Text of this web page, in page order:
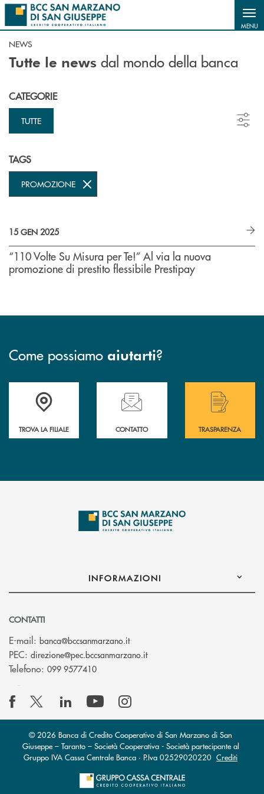
Salta al contenuto principale
MENU
NEWS
Tutte le news dal mondo della banca
CATEGORIE
TUTTE
TAGS
PROMOZIONE
15 GEN 2025
“110 Volte Su Misura per Te!” Al via la nuova
promozione di prestito flessibile Prestipay
Come possiamo aiutarti?
Accedi all' elenco completo delle filiali di Bcc San Marzano.
TROVA LA FILIALE
Hai bisogno di assistenza immediata?
CONTATTO
Hai bisogno di
TRASPARENZA
INFORMAZIONI
CONTATTI
E-mail: banca@bccsanmarzano.it(si apre l’app di posta
PEC: direzione@pec.bccsanmarzano.it(si apre l’app di posta
Telefono: 099 9577410
© 2026 Banca di Credito Cooperativo di San Marzano di San
Giuseppe – Taranto – Società Cooperativa - Società partecipante al
Gruppo IVA Cassa Centrale Banca · P.Iva 02529020220 Crediti